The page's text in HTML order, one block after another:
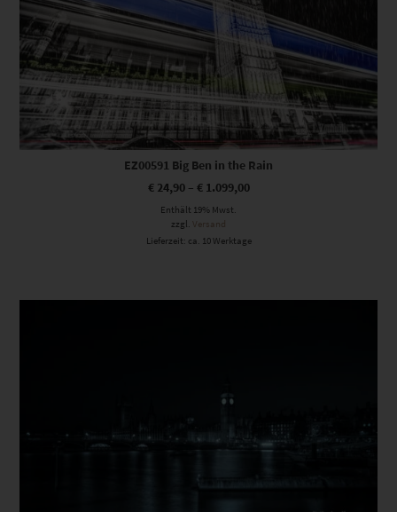
EZ00591 Big Ben in the Rain
€24,90– €1.099,00
Enthält 19% Mwst.
zzgl. Versand
Lieferzeit: ca. 10 Werktage
Dieses Produkt weist mehrere Varianten auf. Die Optionen können auf der Produktseite gewählt werden